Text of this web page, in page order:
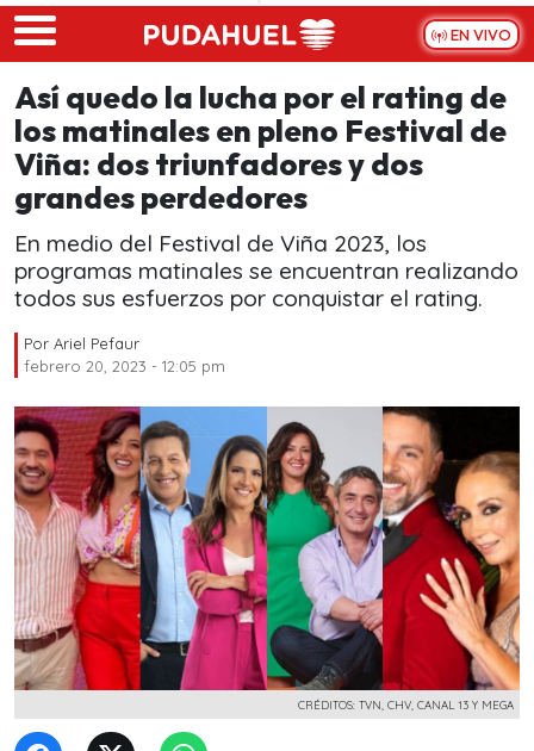
Skip to main content
EN VIVO
Así quedo la lucha por el rating de
los matinales en pleno Festival de
Viña: dos triunfadores y dos
grandes perdedores
En medio del Festival de Viña 2023, los
programas matinales se encuentran realizando
todos sus esfuerzos por conquistar el rating.
Por Ariel Pefaur
febrero 20, 2023 - 12:05 pm
CRÉDITOS: TVN, CHV, CANAL 13 Y MEGA